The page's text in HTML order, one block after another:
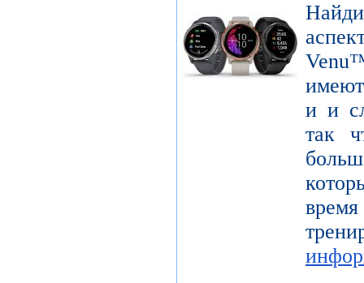
и и
так